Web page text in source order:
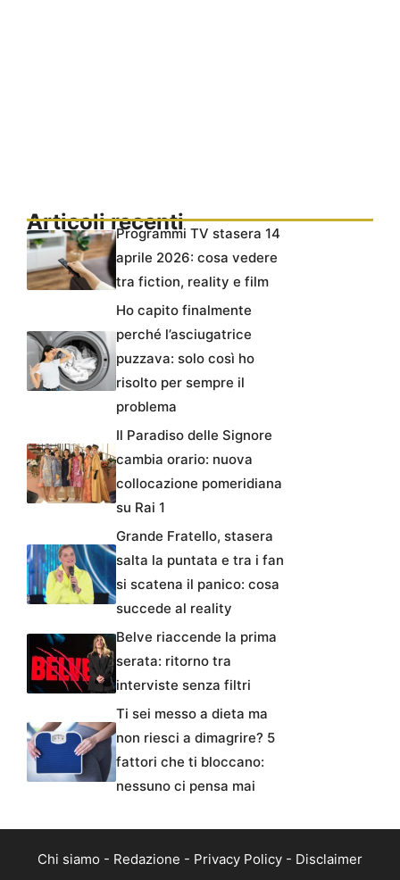
Articoli recentiProgrammi TV stasera 14
aprile 2026: cosa vedere
tra fiction, reality e film
Ho capito finalmente
perché l’asciugatrice
puzzava: solo così ho
risolto per sempre il
problema
Il Paradiso delle Signore
cambia orario: nuova
collocazione pomeridiana
su Rai 1
Grande Fratello, stasera
salta la puntata e tra i fan
si scatena il panico: cosa
succede al reality
Belve riaccende la prima
serata: ritorno tra
interviste senza filtri
Ti sei messo a dieta ma
non riesci a dimagrire? 5
fattori che ti bloccano:
nessuno ci pensa mai
Chi siamo - Redazione - Privacy Policy - Disclaimer